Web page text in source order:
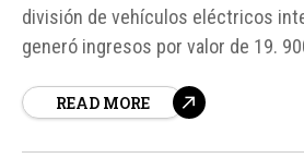
división de vehículos eléctricos
generó ingresos por valor de 19.
primer trimestre de 2026. Sin
READ MORE